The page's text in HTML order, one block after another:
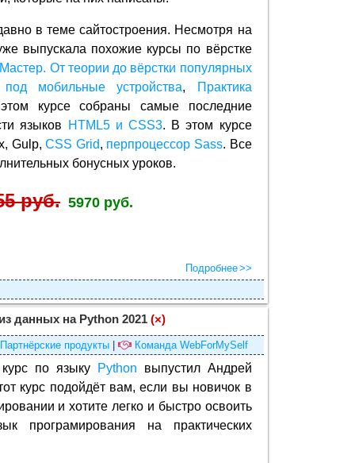
в теме сайтостроения. Несмотря на
выпускала похожие курсы по вёрстке
От теории до вёрстки популярных
мобильные устройства,
Практика
курсе собраны самые последние
языков
HTML5 и CSS3. В этом курсе
Gulp,CSS Grid, перпроцессор Sass. Все
бонусных уроков.
руб. 5970 руб.
Подробнее
данных на Python 2021 (×)
Партнёрские продукты| Команда WebForMySelf
по языку Python выпустил Андрей
курс подойдёт вам, если вы новичок в
и хотите легко и быстро освоить
програмирования на практических